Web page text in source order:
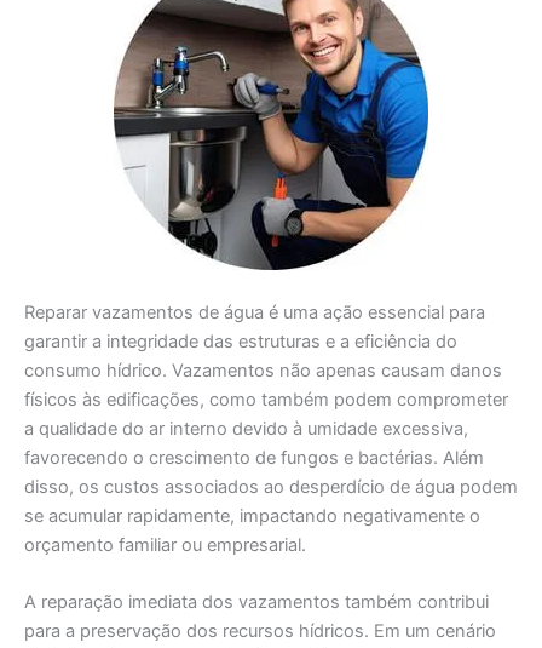
Reparar vazamentos de água é uma ação essencial para
garantir a integridade das estruturas e a eficiência do
consumo hídrico. Vazamentos não apenas causam danos
físicos às edificações, como também podem comprometer
a qualidade do ar interno devido à umidade excessiva,
favorecendo o crescimento de fungos e bactérias. Além
disso, os custos associados ao desperdício de água podem
se acumular rapidamente, impactando negativamente o
orçamento familiar ou empresarial.
A reparação imediata dos vazamentos também contribui
para a preservação dos recursos hídricos. Em um cenário